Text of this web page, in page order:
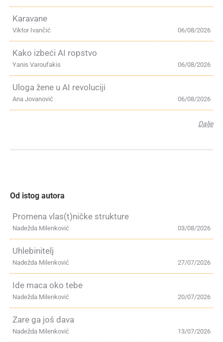
Karavane
06/08/2026
Viktor Ivančić
Kako izbeći AI ropstvo
06/08/2026
Yanis Varoufakis
Uloga žene u AI revoluciji
06/08/2026
Ana Jovanović
Dalje
Od istog autora
Promena vlas(t)ničke strukture
03/08/2026
Nadežda Milenković
Uhlebinitelj
27/07/2026
Nadežda Milenković
Ide maca oko tebe
20/07/2026
Nadežda Milenković
Zare ga još dava
13/07/2026
Nadežda Milenković